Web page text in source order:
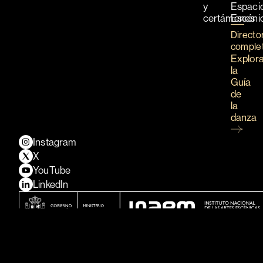
y
certámenes
la
Guía
de
la
danza
Instagram
X
YouTube
LinkedIn